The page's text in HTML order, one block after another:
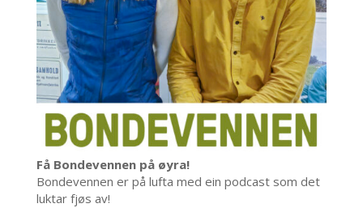
Få Bondevennen på øyra!
Bondevennen er på lufta med ein podcast som det
luktar fjøs av!